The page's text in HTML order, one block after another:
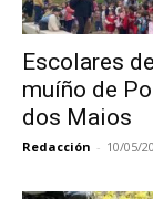
Escolares
muíño de
dos Maios
Redacción - 10/05/